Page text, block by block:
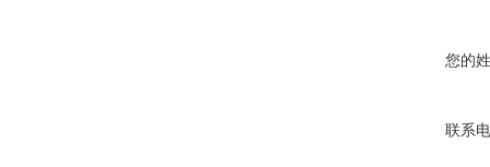
您的
联系